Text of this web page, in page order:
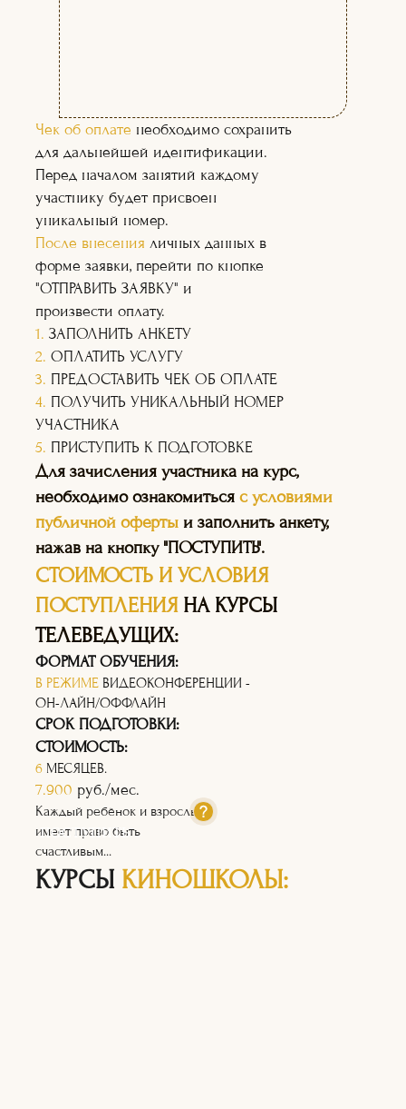
(02)
(03)
Чек об оплате необходимо сохранить
для дальнейшей идентификации.
Перед началом занятий каждому
участнику будет присвоен
уникальный номер.
После внесения личных данных в
форме заявки, перейти по кнопке
"ОТПРАВИТЬ ЗАЯВКУ" и
произвести оплату.
1. ЗАПОЛНИТЬ АНКЕТУ
2. ОПЛАТИТЬ УСЛУГУ
3. ПРЕДОСТАВИТЬ ЧЕК ОБ ОПЛАТЕ
4. ПОЛУЧИТЬ УНИКАЛЬНЫЙ НОМЕР
УЧАСТНИКА
5. ПРИСТУПИТЬ К ПОДГОТОВКЕ
Для зачисления участника на курс,
необходимо ознакомиться с условиями
публичной оферты и заполнить анкету,
нажав на кнопку "ПОСТУПИТЬ".
СТОИМОСТЬ И УСЛОВИЯ
ПОСТУПЛЕНИЯ НА КУРСЫ
ТЕЛЕВЕДУЩИХ:
ФОРМАТ ОБУЧЕНИЯ:
В РЕЖИМЕ ВИДЕОКОНФЕРЕНЦИИ -
ОН-ЛАЙН/ОФФЛАЙН
СРОК ПОДГОТОВКИ:
СТОИМОСТЬ:
6 МЕСЯЦЕВ.
7.900 руб./мес.
ПОСТУПИТЬ
Каждый ребёнок и взрослый
имеет право быть
счастливым...
КУРСЫ КИНОШКОЛЫ: